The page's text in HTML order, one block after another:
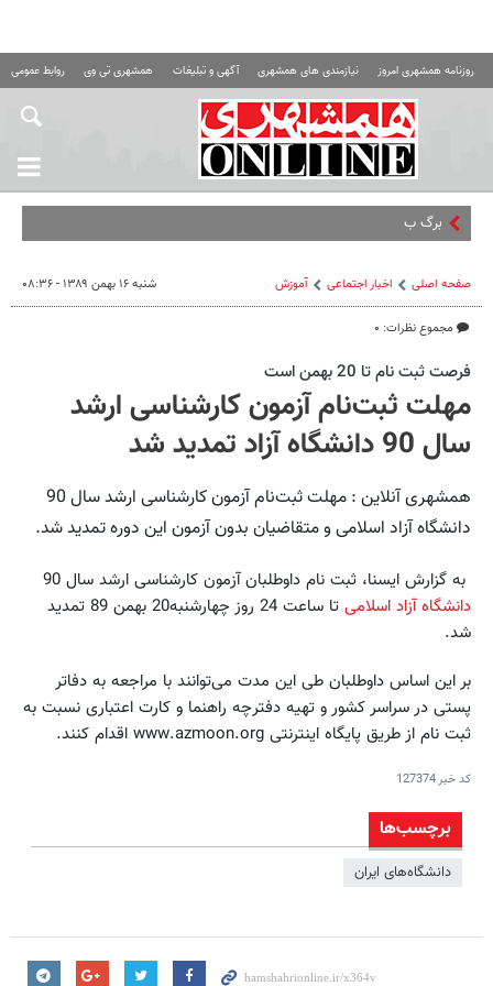
روزنامه همشهری امروز نیازمندی های همشهری آگهی و تبلیغات همشهری تی وی روابط عمومی
برگ برنده پکن
صفحه اصلی اخبار اجتماعی آموزش
مجموع نظرات: ۰
شنبه ۱۶ بهمن ۱۳۸۹ - ۰۸:۳۶
فرصت ثبت نام تا 20 بهمن است
مهلت ثبت‌نام آزمون کارشناسی ارشد
سال 90 دانشگاه آزاد تمدید شد
همشهری آنلاین : مهلت ثبت‌نام آزمون کارشناسی ارشد سال 90
دانشگاه آزاد اسلامی و متقاضیان بدون آزمون این دوره تمدید شد.
به گزارش ایسنا، ثبت نام داوطلبان آزمون کارشناسی ارشد سال 90
دانشگاه آزاد اسلامی
تا ساعت 24 روز چهارشنبه20 بهمن 89 تمدید
شد.
بر این اساس داوطلبان طی این مدت می‌توانند با مراجعه به دفاتر
پستی در سراسر کشور و تهیه دفترچه راهنما و کارت اعتباری نسبت به
ثبت نام از طریق پایگاه اینترنتی www.azmoon.org اقدام کنند.
کد خبر127374
برچسب‌ها
دانشگاه‌های ایران